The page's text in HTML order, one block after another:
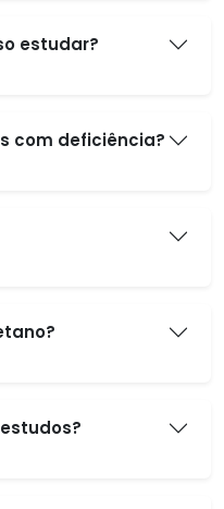
estudar?
com deficiência?